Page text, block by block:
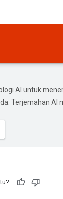
AI untuk
Terjemahan AI